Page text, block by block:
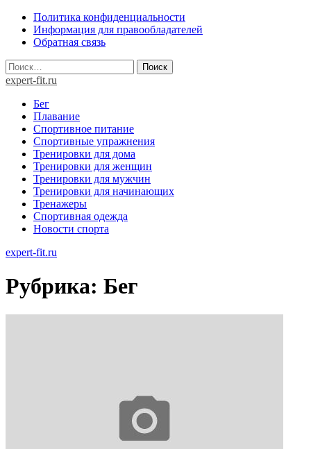
Skip
content
Политика конфиденциальности
Информация для правообладателей
Обратная связь
Найти:
expert-fit.ru
Бег
Плавание
Спортивное питание
Спортивные упражнения
Тренировки для дома
Тренировки для женщин
Тренировки для мужчин
Тренировки для начинающих
Тренажеры
Спортивная одежда
Новости спорта
expert-fit.ru
Рубрика: Бег